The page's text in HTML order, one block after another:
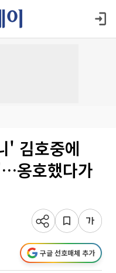
' 김호중에
옹호했다가
구글 선호매체 추가